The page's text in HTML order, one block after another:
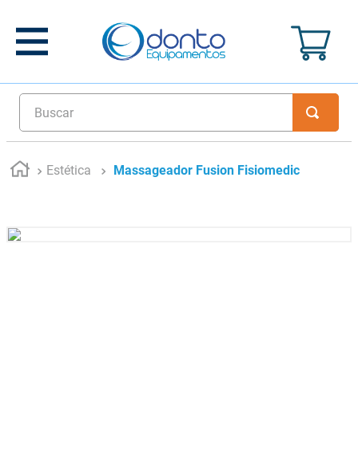
Buscar
Estética Massageador Fusion Fisiomedic